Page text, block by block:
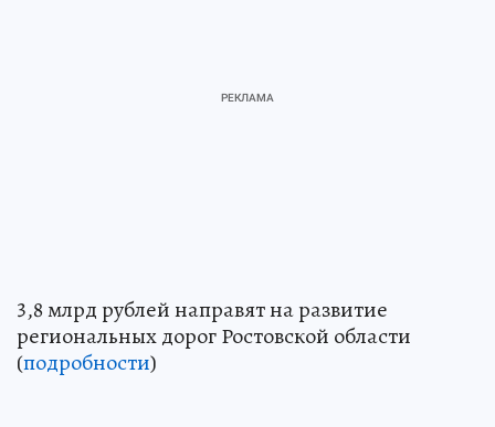
3,8 млрд рублей направят на развитие
региональных дорог Ростовской области
(подробности)